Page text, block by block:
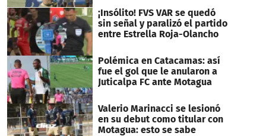
¡Insólito! FVS VAR se quedó
sin señal y paralizó el partido
entre Estrella Roja-Olancho
Polémica en Catacamas: así
fue el gol que le anularon a
Juticalpa FC ante Motagua
Valerio Marinacci se lesionó
en su debut como titular con
Motagua: esto se sabe